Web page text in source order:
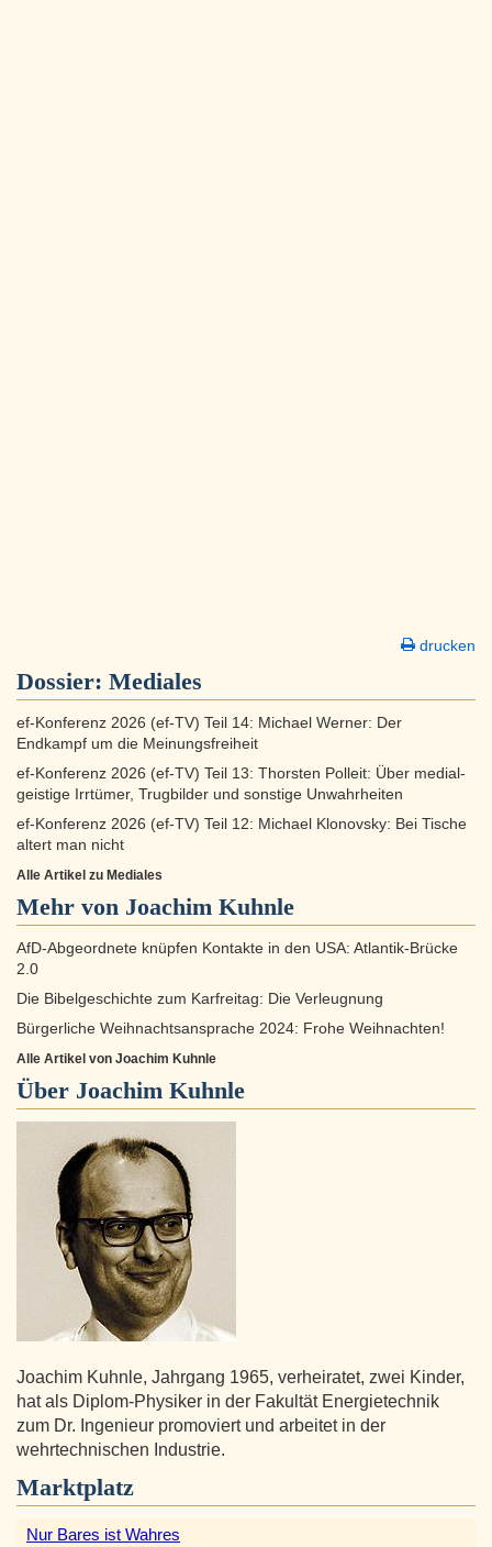
drucken
Dossier: Mediales
ef-Konferenz 2026 (ef-TV) Teil 14: Michael Werner: Der
Endkampf um die Meinungsfreiheit
ef-Konferenz 2026 (ef-TV) Teil 13: Thorsten Polleit: Über medial-
geistige Irrtümer, Trugbilder und sonstige Unwahrheiten
ef-Konferenz 2026 (ef-TV) Teil 12: Michael Klonovsky: Bei Tische
altert man nicht
Alle Artikel zu Mediales
Mehr von Joachim Kuhnle
AfD-Abgeordnete knüpfen Kontakte in den USA: Atlantik-Brücke
2.0
Die Bibelgeschichte zum Karfreitag: Die Verleugnung
Bürgerliche Weihnachtsansprache 2024: Frohe Weihnachten!
Alle Artikel von Joachim Kuhnle
Über Joachim Kuhnle
Joachim Kuhnle, Jahrgang 1965, verheiratet, zwei Kinder,
hat als Diplom-Physiker in der Fakultät Energietechnik
zum Dr. Ingenieur promoviert und arbeitet in der
wehrtechnischen Industrie.
Marktplatz
Nur Bares ist Wahres